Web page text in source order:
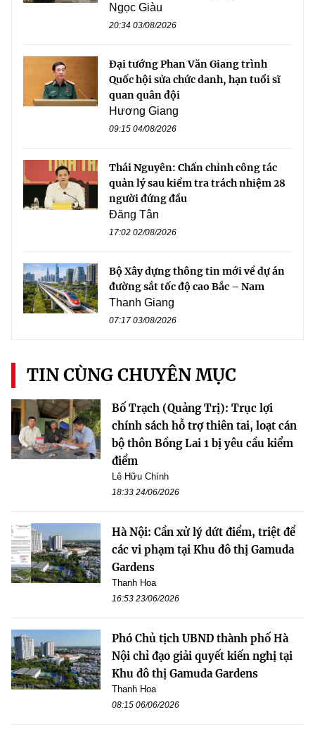
Ngọc Giàu
20:34 03/08/2026
Đại tướng Phan Văn Giang trình
Quốc hội sửa chức danh, hạn tuổi sĩ
quan quân đội
Hương Giang
09:15 04/08/2026
Thái Nguyên: Chấn chỉnh công tác
quản lý sau kiểm tra trách nhiệm 28
người đứng đầu
Đăng Tân
17:02 02/08/2026
Bộ Xây dựng thông tin mới về dự án
đường sắt tốc độ cao Bắc – Nam
Thanh Giang
07:17 03/08/2026
TIN CÙNG CHUYÊN MỤC
Bố Trạch (Quảng Trị): Trục lợi
chính sách hỗ trợ thiên tai, loạt cán
bộ thôn Bồng Lai 1 bị yêu cầu kiểm
điểm
Lê Hữu Chính
18:33 24/06/2026
Hà Nội: Cần xử lý dứt điểm, triệt để
các vi phạm tại Khu đô thị Gamuda
Gardens
Thanh Hoa
16:53 23/06/2026
Phó Chủ tịch UBND thành phố Hà
Nội chỉ đạo giải quyết kiến nghị tại
Khu đô thị Gamuda Gardens
Thanh Hoa
08:15 06/06/2026